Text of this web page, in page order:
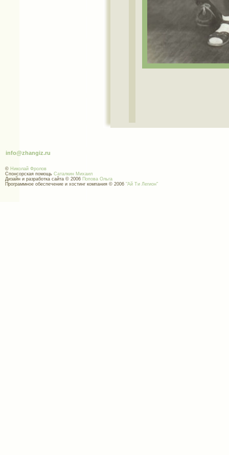
info@zhangiz.ru
© Николай Фролов
Спонсорская помощь Саталкин Михаил
Дизайн и разработка сайта © 2006 Попова Ольга
Программное обеспечение и хостинг компания © 2006 "Ай Ти Легион"